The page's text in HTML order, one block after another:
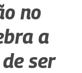
no
a
ser